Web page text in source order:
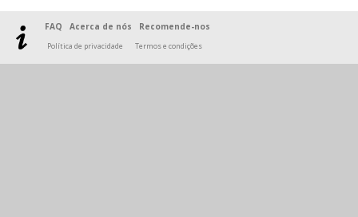
FAQ Acerca de nós Recomende-nos
Política de privacidade Termos e condições